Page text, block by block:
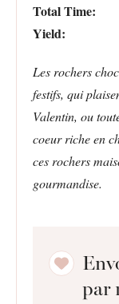
Total Time:
Yield:
Les rochers
festifs, qui
Valentin, ou
coeur riche en
ces rochers
gourmandise.
par